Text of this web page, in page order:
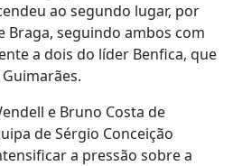
ao segundo lugar, por
Braga, seguindo ambos com
a dois do líder Benfica, que
e Bruno Costa de
de Sérgio Conceição
a pressão sobre a